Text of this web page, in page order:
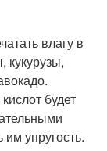
влагу в
кукурузы,
будет
упругость.